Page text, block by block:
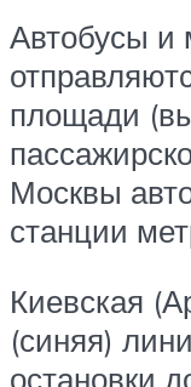
Автобусы и
площади
Москвы
станции
Киевская
(синяя)
остановки